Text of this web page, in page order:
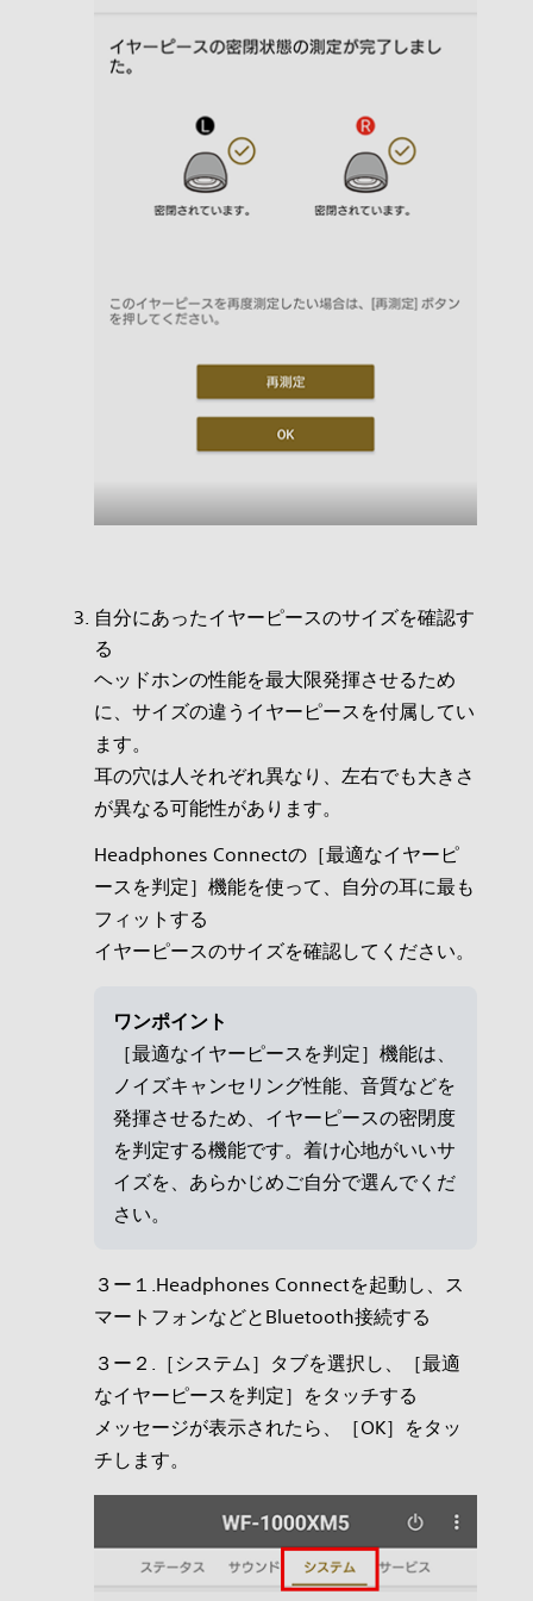
自分にあったイヤーピースのサイズを確認す
る
ヘッドホンの性能を最大限発揮させるため
に、サイズの違うイヤーピースを付属してい
ます。
耳の穴は人それぞれ異なり、左右でも大きさ
が異なる可能性があります。
Headphones Connectの［最適なイヤーピ
ースを判定］機能を使って、自分の耳に最も
フィットする
イヤーピースのサイズを確認してください。
ワンポイント
［最適なイヤーピースを判定］機能は、
ノイズキャンセリング性能、音質などを
発揮させるため、イヤーピースの密閉度
を判定する機能です。着け心地がいいサ
イズを、あらかじめご自分で選んでくだ
さい。
３ー１.Headphones Connectを起動し、ス
マートフォンなどとBluetooth接続する
３ー２.［システム］タブを選択し、［最適
なイヤーピースを判定］をタッチする
メッセージが表示されたら、［OK］をタッ
チします。